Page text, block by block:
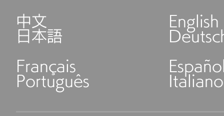
中文 English
日本語
Français
Português Italiano